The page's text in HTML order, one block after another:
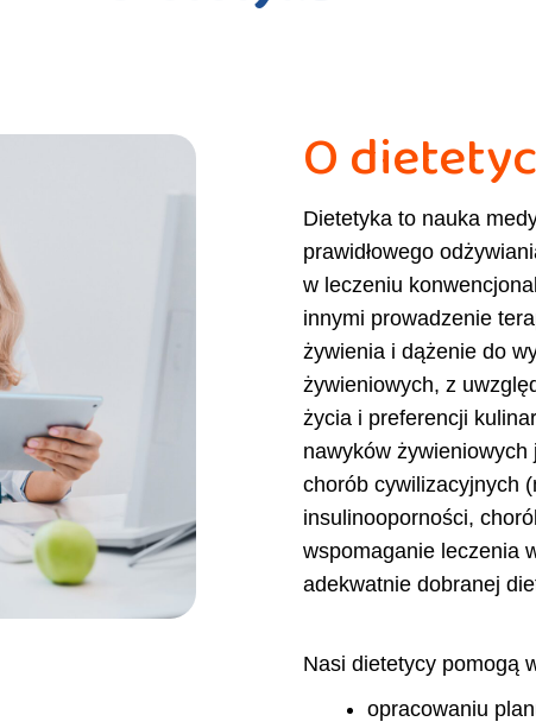
O
Dietetyka to nauka
prawidłowego
w leczeniu
innymi prowadzenie
żywienia i dążenie do
żywieniowych, z
życia i preferencji
nawyków
chorób cywilizacyjnych
insulinooporności,
wspomaganie leczenia
adekwatnie dobranej
Nasi dietetycy pomogą
opracowaniu